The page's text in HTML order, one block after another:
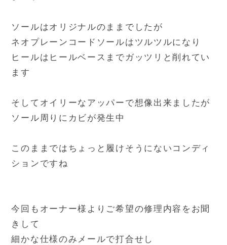
ソールはオリジナルのままでしたが
ネオプレーンコードソールはツルツルになり
ヒールはヒールベースまでガッツリと削れてい
ます
そしてオイリーなアッパーで想像出来ましたが
ソール周りにカビが発生中
このままではちょっと履けそうにないコンディ
ションですね
今回もオーナー様よりご希望の修理内容をお聞
きして
細かな仕様のみメールで打合せし